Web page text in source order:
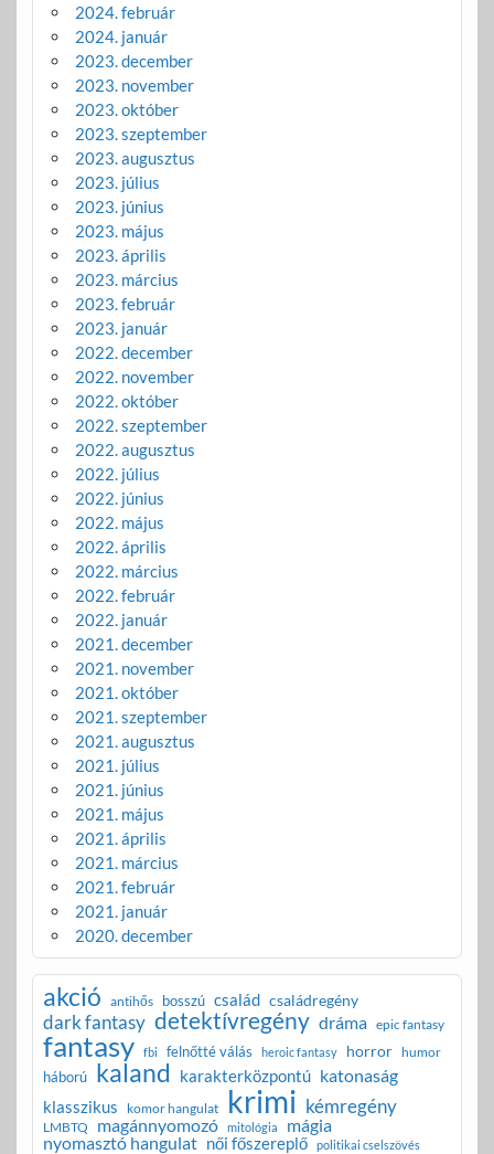
2024. február
2024. január
2023. december
2023. november
2023. október
2023. szeptember
2023. augusztus
2023. július
2023. június
2023. május
2023. április
2023. március
2023. február
2023. január
2022. december
2022. november
2022. október
2022. szeptember
2022. augusztus
2022. július
2022. június
2022. május
2022. április
2022. március
2022. február
2022. január
2021. december
2021. november
2021. október
2021. szeptember
2021. augusztus
2021. július
2021. június
2021. május
2021. április
2021. március
2021. február
2021. január
2020. december
akció antihős bosszú család családregény
dark fantasy detektívregény dráma epic fantasy
fantasy fbi felnőtté válás heroic fantasy horror humor
háború kaland karakterközpontú katonaság
klasszikus komor hangulat krimi kémregény
LMBTQ magánnyomozó mitológia mágia
nyomasztó hangulat női főszereplő politikai cselszövés